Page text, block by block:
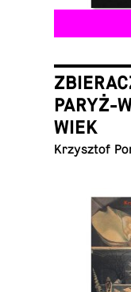
PARYŻ-
WIEK
Krzysz­tof